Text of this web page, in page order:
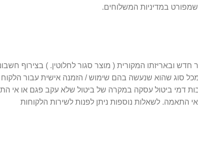
סוג שהוא שנעשה בהם שימוש / הזמנה אישית עבור
לשאלות נוספות ניתן לפנות לשירות הלקוחות